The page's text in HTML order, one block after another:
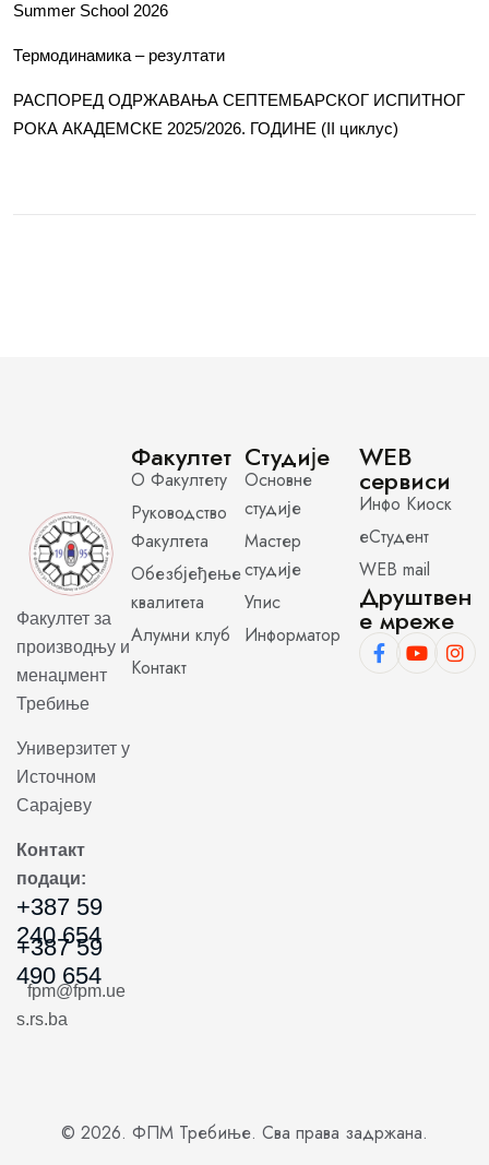
Summer School 2026
Термодинамика – резултати
РАСПОРЕД ОДРЖАВАЊА СЕПТЕМБАРСКОГ ИСПИТНОГ
РОКА АКАДЕМСКЕ 2025/2026. ГОДИНЕ (II циклус)
Факултет за
производњу и
менаџмент
Требиње
Универзитет у
Источном
Сарајеву
Контакт
подаци:
+387 59
240 654
+387 59
490 654
fpm@fpm.ue
s.rs.ba
Факултет
О Факултету
Руководство
Факултета
Обезбјеђење
квалитета
Алумни клуб
Контакт
Студије
Основне
студије
Мастер
студије
Упис
Информатор
WEB
сервиси
Инфо Киоск
еСтудент
WEB mail
Друштвен
е мреже
© 2026. ФПМ Требиње. Сва права задржана.